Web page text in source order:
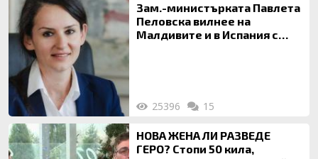
Зам.-министърката Павлета
Пеловска вилнее на
Малдивите и в Испания с
25396 15
НОВА ЖЕНА ЛИ РАЗВЕДЕ
ГЕРО? Стопи 50 кила,